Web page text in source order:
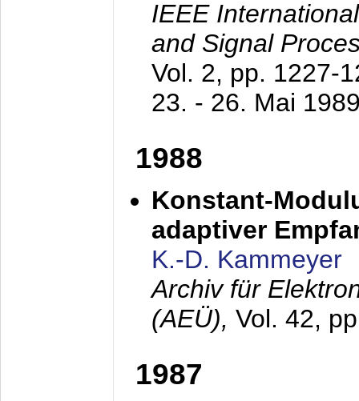
IEEE
and Signal
Vol. 2, pp. 1227-
23. - 26. Mai
1988
Konstant-
adaptiver
K.-D. Kammeyer
Archiv für
(AEÜ), Vol. 42,
1987